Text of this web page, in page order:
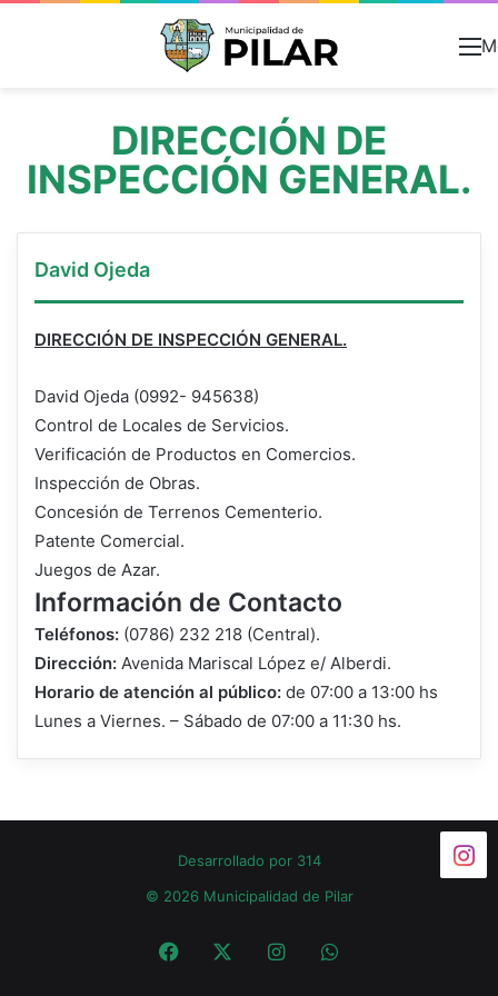
DIRECCIÓN DE
INSPECCIÓN GENERAL.
David Ojeda
DIRECCIÓN DE INSPECCIÓN GENERAL.
David Ojeda (0992- 945638)
Control de Locales de Servicios.
Verificación de Productos en Comercios.
Inspección de Obras.
Concesión de Terrenos Cementerio.
Patente Comercial.
Juegos de Azar.
Información de Contacto
Teléfonos: (0786) 232 218 (Central).
Dirección: Avenida Mariscal López e/ Alberdi.
Horario de atención al público: de 07:00 a 13:00 hs
Lunes a Viernes. – Sábado de 07:00 a 11:30 hs.
Desarrollado por 314
© 2026 Municipalidad de Pilar